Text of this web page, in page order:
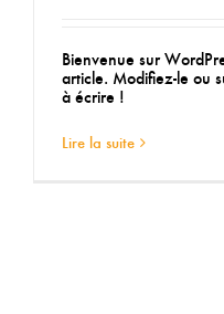
Bienvenue sur
article. Modifiez-le ou
à écrire !
Lire la suite